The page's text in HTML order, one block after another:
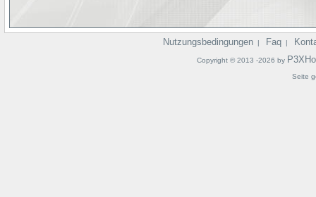
Nutzungsbedingungen | Faq |
Copyright © 2013 -2026 by
Seite